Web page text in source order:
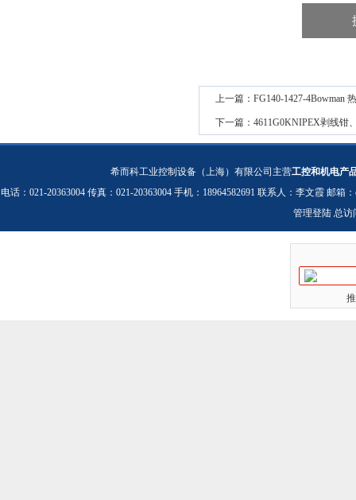
上一篇： FG140-1427-4Bowman
下一篇： 4611G0KNIPEX剥线钳
希而科工业控制设备（上海）有限公司主营工控和机电产
电话：021-20363004 传真：021-20363004 手机：18964582691 联系人：李文霞 邮箱：
管理登陆 总访